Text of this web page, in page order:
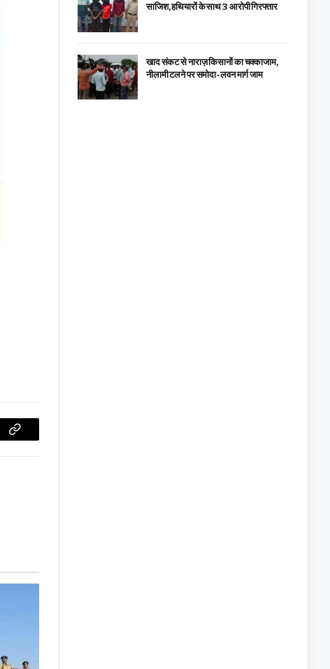
Copy
साजिश, हथियारों के साथ 3 आरोपी गिरफ्तार
खाद संकट से नाराज़ किसानों का चक्काजाम,
नीलामी टलने पर समोदा-लवन मार्ग जाम